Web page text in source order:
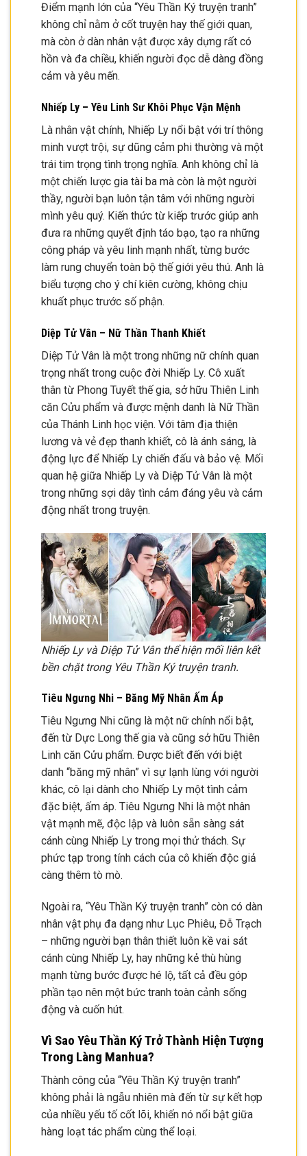
Điểm mạnh lớn của “Yêu Thần Ký truyện tranh”
không chỉ nằm ở cốt truyện hay thế giới quan,
mà còn ở dàn nhân vật được xây dựng rất có
hồn và đa chiều, khiến người đọc dễ dàng đồng
cảm và yêu mến.
Nhiếp Ly – Yêu Linh Sư Khôi Phục Vận Mệnh
Là nhân vật chính, Nhiếp Ly nổi bật với trí thông
minh vượt trội, sự dũng cảm phi thường và một
trái tim trọng tình trọng nghĩa. Anh không chỉ là
một chiến lược gia tài ba mà còn là một người
thầy, người bạn luôn tận tâm với những người
mình yêu quý. Kiến thức từ kiếp trước giúp anh
đưa ra những quyết định táo bạo, tạo ra những
công pháp và yêu linh mạnh nhất, từng bước
làm rung chuyển toàn bộ thế giới yêu thú. Anh là
biểu tượng cho ý chí kiên cường, không chịu
khuất phục trước số phận.
Diệp Tử Vân – Nữ Thần Thanh Khiết
Diệp Tử Vân là một trong những nữ chính quan
trọng nhất trong cuộc đời Nhiếp Ly. Cô xuất
thân từ Phong Tuyết thế gia, sở hữu Thiên Linh
căn Cửu phẩm và được mệnh danh là Nữ Thần
của Thánh Linh học viện. Với tâm địa thiện
lương và vẻ đẹp thanh khiết, cô là ánh sáng, là
động lực để Nhiếp Ly chiến đấu và bảo vệ. Mối
quan hệ giữa Nhiếp Ly và Diệp Tử Vân là một
trong những sợi dây tình cảm đáng yêu và cảm
động nhất trong truyện.
Nhiếp Ly và Diệp Tử Vân thể hiện mối liên kết
bền chặt trong Yêu Thần Ký truyện tranh.
Tiêu Ngưng Nhi – Băng Mỹ Nhân Ấm Áp
Tiêu Ngưng Nhi cũng là một nữ chính nổi bật,
đến từ Dực Long thế gia và cũng sở hữu Thiên
Linh căn Cửu phẩm. Được biết đến với biệt
danh “băng mỹ nhân” vì sự lạnh lùng với người
khác, cô lại dành cho Nhiếp Ly một tình cảm
đặc biệt, ấm áp. Tiêu Ngưng Nhi là một nhân
vật mạnh mẽ, độc lập và luôn sẵn sàng sát
cánh cùng Nhiếp Ly trong mọi thử thách. Sự
phức tạp trong tính cách của cô khiến độc giả
càng thêm tò mò.
Ngoài ra, “Yêu Thần Ký truyện tranh” còn có dàn
nhân vật phụ đa dạng như Lục Phiêu, Đỗ Trạch
– những người bạn thân thiết luôn kề vai sát
cánh cùng Nhiếp Ly, hay những kẻ thù hùng
mạnh từng bước được hé lộ, tất cả đều góp
phần tạo nên một bức tranh toàn cảnh sống
động và cuốn hút.
Vì Sao Yêu Thần Ký Trở Thành Hiện Tượng
Trong Làng Manhua?
Thành công của “Yêu Thần Ký truyện tranh”
không phải là ngẫu nhiên mà đến từ sự kết hợp
của nhiều yếu tố cốt lõi, khiến nó nổi bật giữa
hàng loạt tác phẩm cùng thể loại.